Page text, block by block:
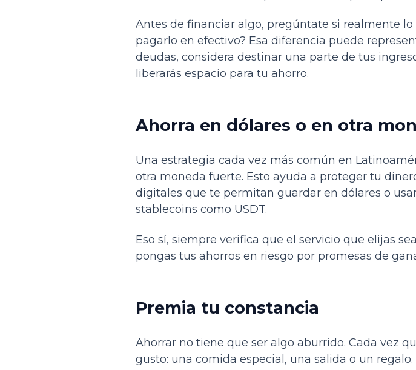
Antes de financiar algo, pregúntate si realmente lo
pagarlo en efectivo? Esa diferencia puede
deudas, considera destinar una parte de tus
liberarás espacio para tu ahorro.
Ahorra en dólares o en otra
Una estrategia cada vez más común en
otra moneda fuerte. Esto ayuda a proteger tu
digitales que te permitan guardar en dólares o
stablecoins como USDT.
Eso sí, siempre verifica que el servicio que elijas
pongas tus ahorros en riesgo por promesas de
Premia tu constancia
Ahorrar no tiene que ser algo aburrido. Cada vez
gusto: una comida especial, una salida o un